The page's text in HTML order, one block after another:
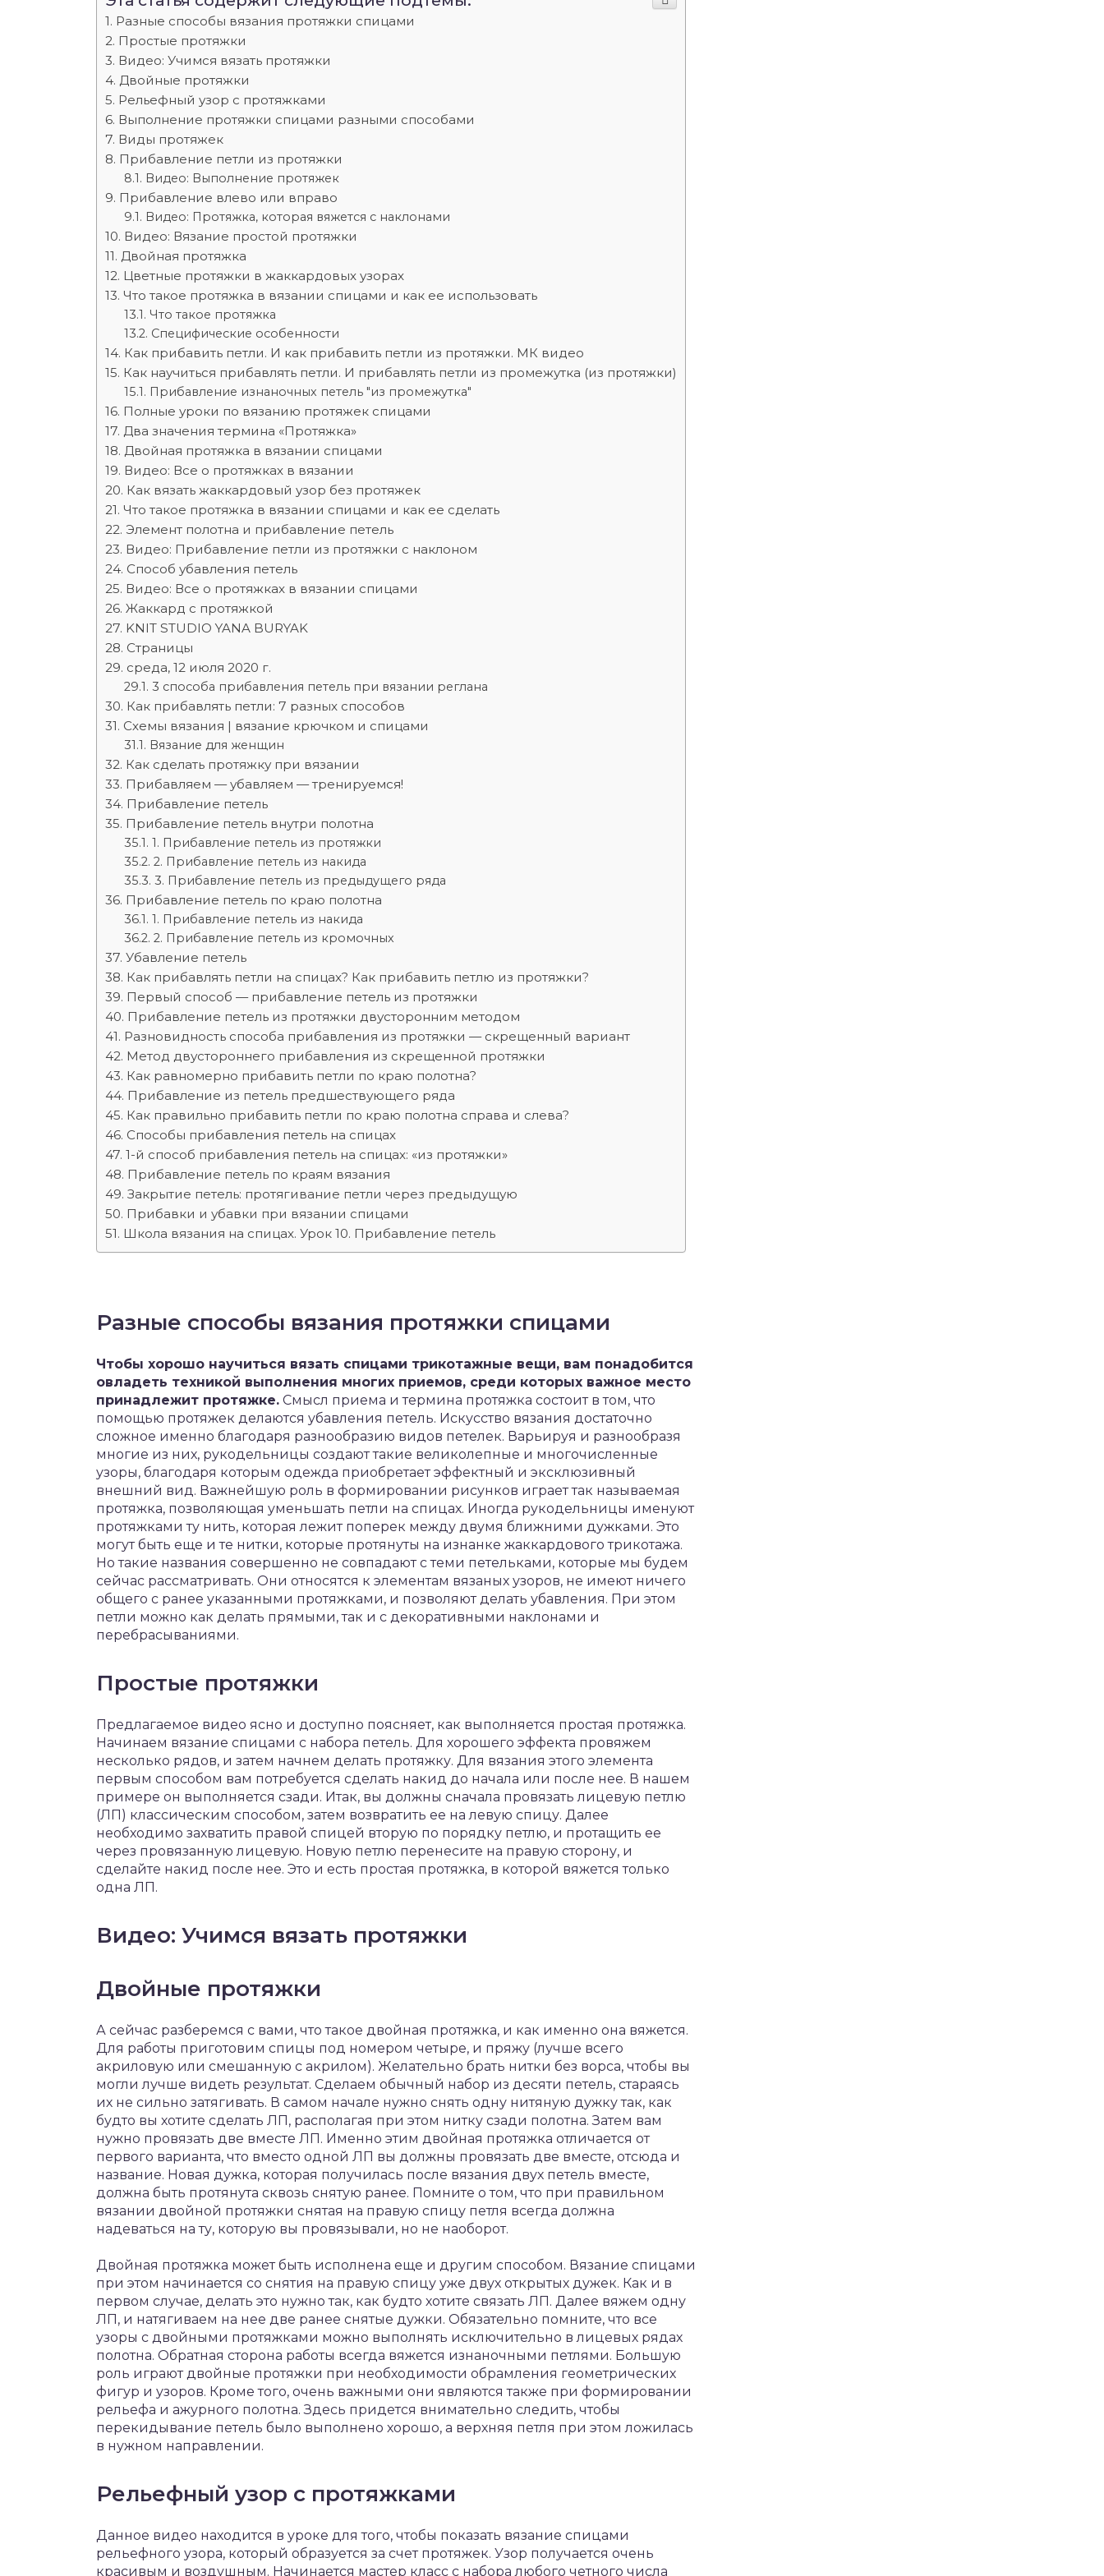
Разные способы вязания протяжки спицами
Простые протяжки
Видео: Учимся вязать протяжки
Двойные протяжки
Рельефный узор с протяжками
Выполнение протяжки спицами разными способами
Виды протяжек
Прибавление петли из протяжки
Видео: Выполнение протяжек
Прибавление влево или вправо
Видео: Протяжка, которая вяжется с наклонами
Видео: Вязание простой протяжки
Двойная протяжка
Цветные протяжки в жаккардовых узорах
Что такое протяжка в вязании спицами и как ее использовать
Что такое протяжка
Специфические особенности
Как прибавить петли. И как прибавить петли из протяжки. МК видео
Как научиться прибавлять петли. И прибавлять петли из промежутка (из протяжки)
Прибавление изнаночных петель "из промежутка"
Полные уроки по вязанию протяжек спицами
Два значения термина «Протяжка»
Двойная протяжка в вязании спицами
Видео: Все о протяжках в вязании
Как вязать жаккардовый узор без протяжек
Что такое протяжка в вязании спицами и как ее сделать
Элемент полотна и прибавление петель
Видео: Прибавление петли из протяжки с наклоном
Способ убавления петель
Видео: Все о протяжках в вязании спицами
Жаккард с протяжкой
KNIT STUDIO YANA BURYAK
Страницы
среда, 12 июля 2020 г.
3 способа прибавления петель при вязании реглана
Как прибавлять петли: 7 разных способов
Схемы вязания | вязание крючком и спицами
Вязание для женщин
Как сделать протяжку при вязании
Прибавляем — убавляем — тренируемся!
Прибавление петель
Прибавление петель внутри полотна
1. Прибавление петель из протяжки
2. Прибавление петель из накида
3. Прибавление петель из предыдущего ряда
Прибавление петель по краю полотна
1. Прибавление петель из накида
2. Прибавление петель из кромочных
Убавление петель
Как прибавлять петли на спицах? Как прибавить петлю из протяжки?
Первый способ — прибавление петель из протяжки
Прибавление петель из протяжки двусторонним методом
Разновидность способа прибавления из протяжки — скрещенный вариант
Метод двустороннего прибавления из скрещенной протяжки
Как равномерно прибавить петли по краю полотна?
Прибавление из петель предшествующего ряда
Как правильно прибавить петли по краю полотна справа и слева?
Способы прибавления петель на спицах
1-й способ прибавления петель на спицах: «из протяжки»
Прибавление петель по краям вязания
Закрытие петель: протягивание петли через предыдущую
Прибавки и убавки при вязании спицами
Школа вязания на спицах. Урок 10. Прибавление петель
Разные способы вязания протяжки спицами
Чтобы хорошо научиться вязать спицами трикотажные вещи, вам понадобится
овладеть техникой выполнения многих приемов, среди которых важное место
принадлежит протяжке. Смысл приема и термина протяжка состоит в том, что
помощью протяжек делаются убавления петель. Искусство вязания достаточно
сложное именно благодаря разнообразию видов петелек. Варьируя и разнообразя
многие из них, рукодельницы создают такие великолепные и многочисленные
узоры, благодаря которым одежда приобретает эффектный и эксклюзивный
внешний вид. Важнейшую роль в формировании рисунков играет так называемая
протяжка, позволяющая уменьшать петли на спицах. Иногда рукодельницы именуют
протяжками ту нить, которая лежит поперек между двумя ближними дужками. Это
могут быть еще и те нитки, которые протянуты на изнанке жаккардового трикотажа.
Но такие названия совершенно не совпадают с теми петельками, которые мы будем
сейчас рассматривать. Они относятся к элементам вязаных узоров, не имеют ничего
общего с ранее указанными протяжками, и позволяют делать убавления. При этом
петли можно как делать прямыми, так и с декоративными наклонами и
перебрасываниями.
Простые протяжки
Предлагаемое видео ясно и доступно поясняет, как выполняется простая протяжка.
Начинаем вязание спицами с набора петель. Для хорошего эффекта провяжем
несколько рядов, и затем начнем делать протяжку. Для вязания этого элемента
первым способом вам потребуется сделать накид до начала или после нее. В нашем
примере он выполняется сзади. Итак, вы должны сначала провязать лицевую петлю
(ЛП) классическим способом, затем возвратить ее на левую спицу. Далее
необходимо захватить правой спицей вторую по порядку петлю, и протащить ее
через провязанную лицевую. Новую петлю перенесите на правую сторону, и
сделайте накид после нее. Это и есть простая протяжка, в которой вяжется только
одна ЛП.
Видео: Учимся вязать протяжки
Двойные протяжки
А сейчас разберемся с вами, что такое двойная протяжка, и как именно она вяжется.
Для работы приготовим спицы под номером четыре, и пряжу (лучше всего
акриловую или смешанную с акрилом). Желательно брать нитки без ворса, чтобы вы
могли лучше видеть результат. Сделаем обычный набор из десяти петель, стараясь
их не сильно затягивать. В самом начале нужно снять одну нитяную дужку так, как
будто вы хотите сделать ЛП, располагая при этом нитку сзади полотна. Затем вам
нужно провязать две вместе ЛП. Именно этим двойная протяжка отличается от
первого варианта, что вместо одной ЛП вы должны провязать две вместе, отсюда и
название. Новая дужка, которая получилась после вязания двух петель вместе,
должна быть протянута сквозь снятую ранее. Помните о том, что при правильном
вязании двойной протяжки снятая на правую спицу петля всегда должна
надеваться на ту, которую вы провязывали, но не наоборот.
Двойная протяжка может быть исполнена еще и другим способом. Вязание спицами
при этом начинается со снятия на правую спицу уже двух открытых дужек. Как и в
первом случае, делать это нужно так, как будто хотите связать ЛП. Далее вяжем одну
ЛП, и натягиваем на нее две ранее снятые дужки. Обязательно помните, что все
узоры с двойными протяжками можно выполнять исключительно в лицевых рядах
полотна. Обратная сторона работы всегда вяжется изнаночными петлями. Большую
роль играют двойные протяжки при необходимости обрамления геометрических
фигур и узоров. Кроме того, очень важными они являются также при формировании
рельефа и ажурного полотна. Здесь придется внимательно следить, чтобы
перекидывание петель было выполнено хорошо, а верхняя петля при этом ложилась
в нужном направлении.
Рельефный узор с протяжками
Данное видео находится в уроке для того, чтобы показать вязание спицами
рельефного узора, который образуется за счет протяжек. Узор получается очень
красивым и воздушным. Начинается мастер класс с набора любого четного числа